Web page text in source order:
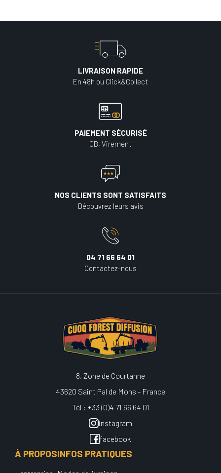
LIVRAISON RAPIDE
En 48h ou Click&Collect
PAIEMENT SÉCURISÉ
CB, Virement
NOS CLIENTS SONT SATISFAITS
Découvrez leurs avis
04 71 66 64 01
Contactez-nous
8, Zone de Courtanne
43620 Saint Pal de Mons - France
Tel : +33 (0)4 71 66 64 01
instagram
facebook
À PROPOSINFOS PRATIQUES